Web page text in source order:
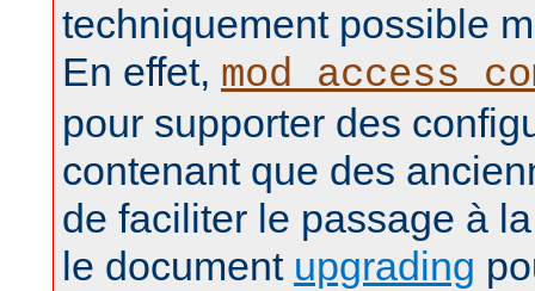
techniquement possible
En effet,
pour supporter des
contenant que des
de faciliter le passage à
le document upgrading